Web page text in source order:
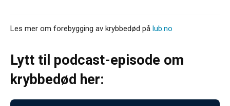
Les mer om forebygging av krybbedød på lub.no
Lytt til podcast-episode om
krybbedød her: